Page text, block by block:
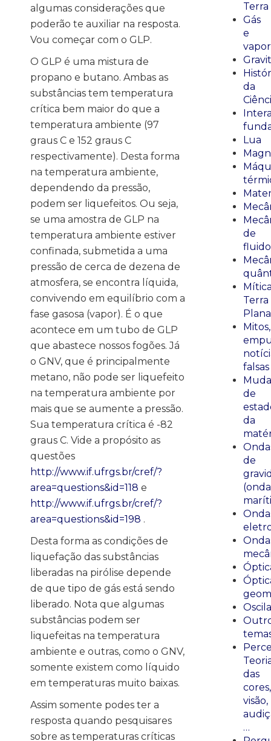
algumas considerações que
poderão te auxiliar na resposta.
Vou começar com o GLP.
O GLP é uma mistura de
propano e butano. Ambas as
substâncias tem temperatura
crítica bem maior do que a
temperatura ambiente (97
graus C e 152 graus C
respectivamente). Desta forma
na temperatura ambiente,
dependendo da pressão,
podem ser liquefeitos. Ou seja,
se uma amostra de GLP na
temperatura ambiente estiver
confinada, submetida a uma
pressão de cerca de dezena de
atmosfera, se encontra líquida,
convivendo em equilíbrio com a
fase gasosa (vapor). É o que
acontece em um tubo de GLP
que abastece nossos fogões. Já
o GNV, que é principalmente
metano, não pode ser liquefeito
na temperatura ambiente por
mais que se aumente a pressão.
Sua temperatura crítica é -82
graus C. Vide a propósito as
questões
http://www.if.ufrgs.br/cref/?
area=questions&id=118 e
http://www.if.ufrgs.br/cref/?
area=questions&id=198 .
Desta forma as condições de
liquefação das substâncias
liberadas na pirólise depende
de que tipo de gás está sendo
liberado. Nota que algumas
substâncias podem ser
liquefeitas na temperatura
ambiente e outras, como o GNV,
somente existem como líquido
em temperaturas muito baixas.
Assim somente podes ter a
resposta quando pesquisares
sobre as temperaturas críticas
Terra
Gás
e
vapor
da
Lua
de
Terra
Plana
Mitos,
falsas
de
da
de
das
cores,
visão,
…